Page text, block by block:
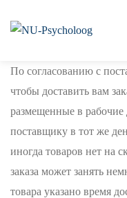
По согласованию с
чтобы доставить вам
размещенные в рабочие
поставщику в тот же
иногда товаров нет на
заказа может занять
товара указано время